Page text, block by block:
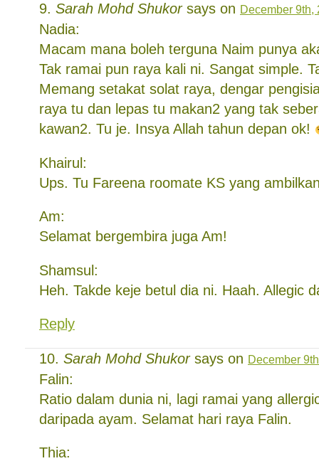
Sarah Mohd Shukorsays on December 9th,
Nadia:
Macam mana boleh terguna Naim punya
Tak ramai pun raya kali ni. Sangat simple.
Memang setakat solat raya, dengar
raya tu dan lepas tu makan2 yang tak
kawan2. Tu je. Insya Allah tahun depan ok!
Khairul:
Ups. Tu Fareena roomate KS yang
Am:
Selamat bergembira juga Am!
Shamsul:
Heh. Takde keje betul dia ni. Haah. Allegic
Reply
Sarah Mohd Shukorsays on December
Falin:
Ratio dalam dunia ni, lagi ramai yang
daripada ayam. Selamat hari raya Falin.
Thia: